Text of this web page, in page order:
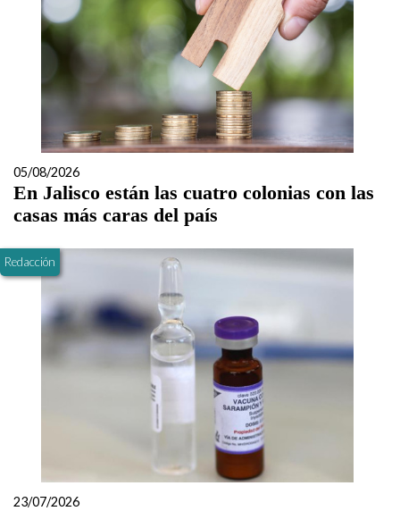
05/08/2026
En Jalisco están las cuatro colonias con las
casas más caras del país
Redacción
23/07/2026